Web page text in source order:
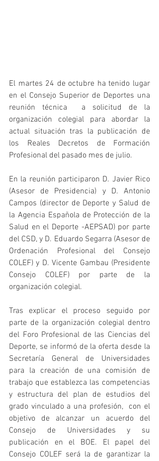
El martes 24 de octubre ha tenido lugar
en el Consejo Superior de Deportes una
reunión técnica  a solicitud de la
organización colegial para abordar la
actual situación tras la publicación de
los Reales Decretos de Formación
Profesional del pasado mes de julio.
En la reunión participaron D. Javier Rico
(Asesor de Presidencia) y D. Antonio
Campos (director de Deporte y Salud de
la Agencia Española de Protección de la
Salud en el Deporte -AEPSAD) por parte
del CSD, y D. Eduardo Segarra (Asesor de
Ordenación Profesional del Consejo
COLEF) y D. Vicente Gambau (Presidente
Consejo COLEF) por parte de la
organización colegial.
Tras explicar el proceso seguido por
parte de la organización colegial dentro
del Foro Profesional de las Ciencias del
Deporte, se informó de la oferta desde la
Secretaría General de Universidades
para la creación de una comisión de
trabajo que establezca las competencias
y estructura del plan de estudios del
grado vinculado a una profesión,  con el
objetivo de alcanzar un acuerdo del
Consejo de Universidades y su
publicación en el BOE. El papel del
Consejo COLEF será la de garantizar la